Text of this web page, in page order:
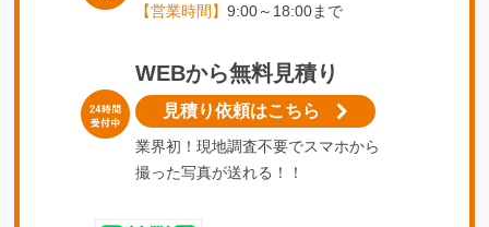
【営業時間】 9:00～18:00まで
WEBから無料見積り
見積り依頼はこちら
業界初！現地調査不要でスマホから
撮った写真が送れる！！